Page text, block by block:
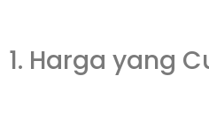
1. Harga yang